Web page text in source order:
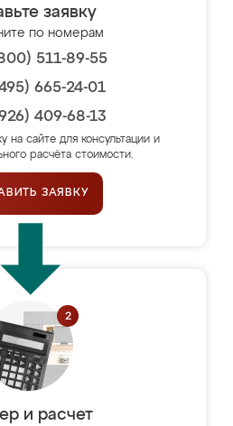
заявку
по номерам
511-89-55
665-24-01
409-68-13
на сайте для консультации и
расчёта стоимости.
ЗАЯВКУ
и расчет